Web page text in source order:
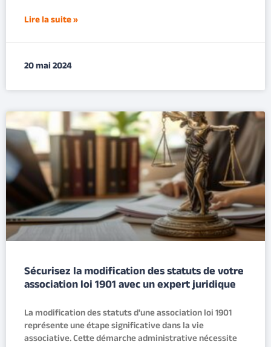
Lire la suite »
20 mai 2024
Sécurisez la modification des statuts de votre
association loi 1901 avec un expert juridique
La modification des statuts d'une association loi 1901
représente une étape significative dans la vie
associative. Cette démarche administrative nécessite